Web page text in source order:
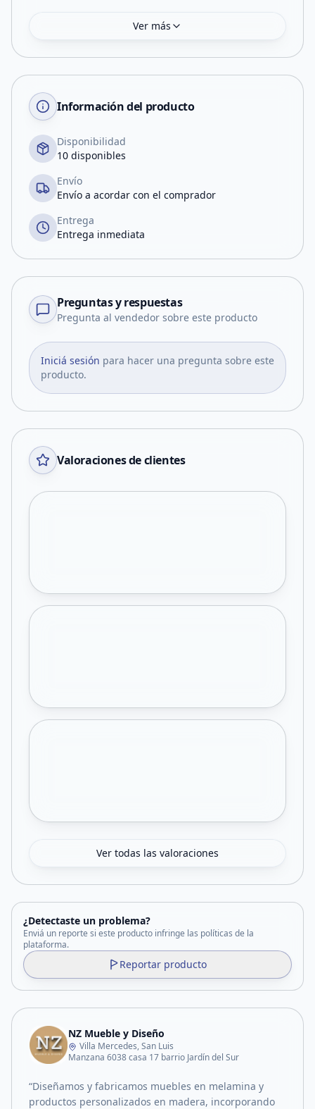
Ver más
Información del producto
Disponibilidad
10 disponibles
Envío
Envío a acordar con el comprador
Entrega
Entrega inmediata
Preguntas y respuestas
Pregunta al vendedor sobre este producto
Iniciá sesión para hacer una pregunta sobre este
producto.
Valoraciones de clientes
Ver todas las valoraciones
¿Detectaste un problema?
Enviá un reporte si este producto infringe las políticas de la
plataforma.
Reportar producto
NZ Mueble y Diseño
Villa Mercedes, San Luis
Manzana 6038 casa 17 barrio Jardín del Sur
“Diseñamos y fabricamos muebles en melamina y
productos personalizados en madera, incorporando